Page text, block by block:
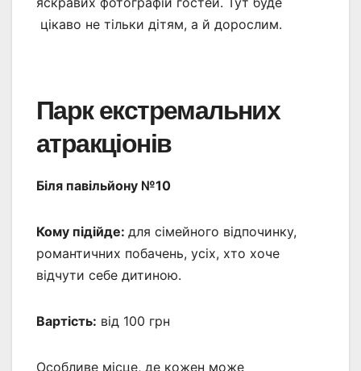
цікаво не тільки дітям, а й дорослим.
Парк екстремальних
атракціонів
Біля павільйону №10
Кому підійде: для сімейного відпочинку,
романтичних побачень, усіх, хто хоче
відчути себе дитиною.
Вартість: від 100 грн
Особливе місце, де кожен може